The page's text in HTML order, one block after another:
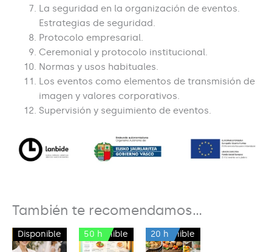
La seguridad en la organización de eventos.
Estrategias de seguridad.
Protocolo empresarial.
Ceremonial y protocolo institucional.
Normas y usos habituales.
Los eventos como elementos de transmisión de
imagen y valores corporativos.
Supervisión y seguimiento de eventos.
También te recomendamos…
90 h
Disponible Disponible
50 h Disponible
20 h